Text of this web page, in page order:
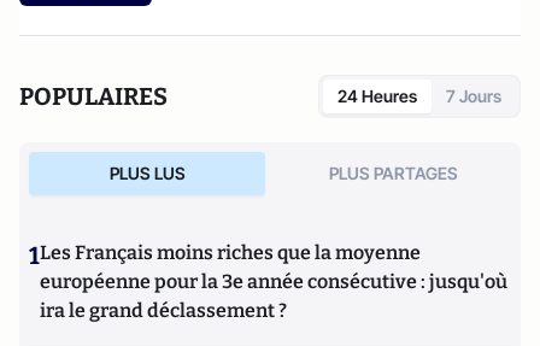
POPULAIRES 24 Heures 7 Jours
PLUS LUS PLUS PARTAGES
1Les Français moins riches que la moyenne
européenne pour la 3e année consécutive : jusqu'où
ira le grand déclassement ?